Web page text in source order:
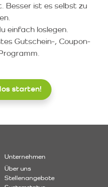
Besser ist es selbst zu
einfach loslegen.
Gutschein-, Coupon-
starten!
Unternehmen
Über uns
Stellenangebote